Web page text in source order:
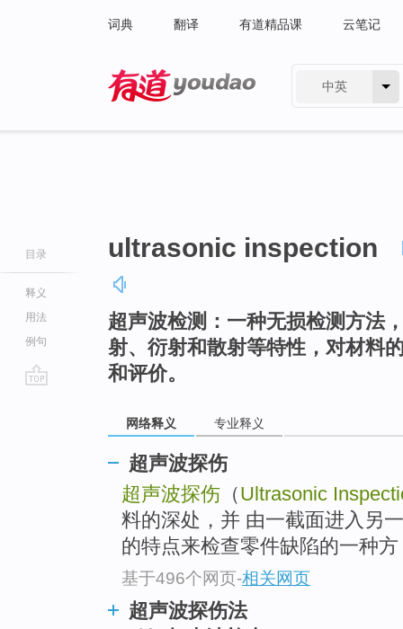
词典 翻译 有道精品课 云笔记
中英
目录
释义
用法
例句
ultrasonic inspection
超声波检测：一种无损检测方法
射、衍射和散射等特性，对材料
和评价。
网络释义 专业释义
超声波探伤
超声波探伤 （Ultrasonic
料的深处，并 由一截面进入另
的特点来检查零件缺陷的一种
基于496个网页-相关网页
超声波探伤法